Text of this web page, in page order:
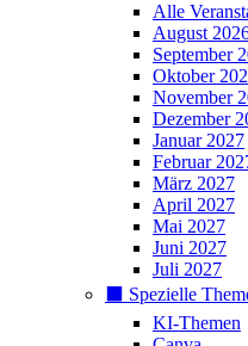
Alle
August
September
Oktober
November
Dezember
Januar 2027
Februar
März 2027
April 2027
Mai 2027
Juni 2027
Juli 2027
⬛️ Spezielle
KI-Themen